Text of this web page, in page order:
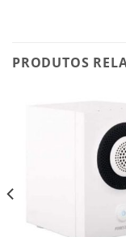
PRODUTOS